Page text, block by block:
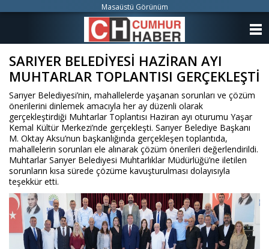
SARIYER BELEDİYESİ HAZİRAN AYI
MUHTARLAR TOPLANTISI GERÇEKLEŞTİ
Sarıyer Belediyesi’nin, mahallelerde yaşanan sorunları ve çözüm
önerilerini dinlemek amacıyla her ay düzenli olarak
gerçekleştirdiği Muhtarlar Toplantısı Haziran ayı oturumu Yaşar
Kemal Kültür Merkezi’nde gerçekleşti. Sarıyer Belediye Başkanı
M. Oktay Aksu’nun başkanlığında gerçekleşen toplantıda,
mahallelerin sorunları ele alınarak çözüm önerileri değerlendirildi.
Muhtarlar Sarıyer Belediyesi Muhtarlıklar Müdürlüğü’ne iletilen
sorunların kısa sürede çözüme kavuşturulması dolayısıyla
teşekkür etti.
Masaüstü Görünüm
KATEGORİLER
YAZARLAR
ANKETLER
FOTO GALERİ
VİDEO GALERİ
KÜNYE
İLETİŞİM